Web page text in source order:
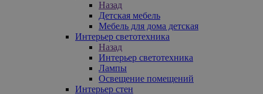
Назад
Детская мебель
Мебель для дома детская
Интерьер светотехника
Назад
Интерьер светотехника
Лампы
Освещение помещений
Интерьер стен